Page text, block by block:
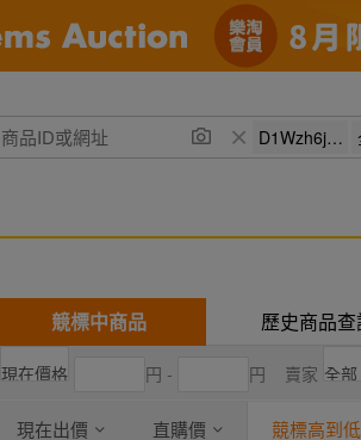
競標中商品 歷史商品查
円 - 円 賣家
現在出價 直購價 競標高到低